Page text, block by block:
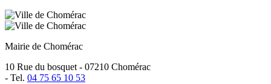
Mairie de Chomérac
10 Rue du bosquet - 07210 Chomérac
- Tel. 04 75 65 10 53